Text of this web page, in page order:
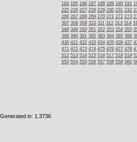
184 185 186 187 188 189 190 191
225 226 227 228 229 230 231 232
266 267 268 269 270 271 272 273
307 308 309 310 311 312 313 314
348 349 350 351 352 353 354 355
389 390 391 392 393 394 395 396
430 431 432 433 434 435 436 437
471 472 473 474 475 476 477 478
512 513 514 515 516 517 518 519
553 554 555 556 557 558 559 560
Generated in: 1.3736